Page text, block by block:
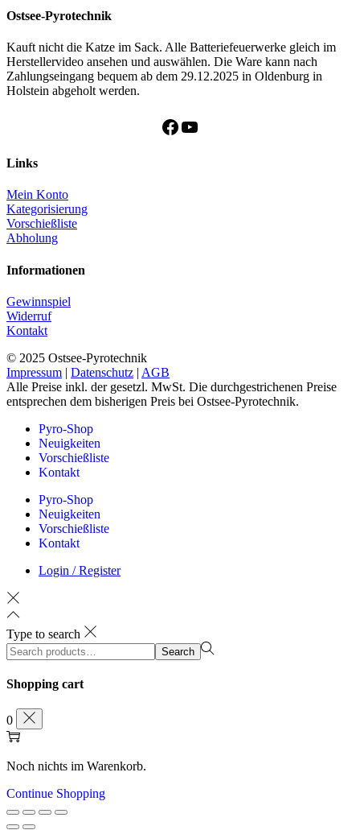
Ostsee-Pyrotechnik
Kauft nicht die Katze im Sack. Alle Batteriefeuerwerke gleich im
Herstellervideo ansehen und auswählen. Die Ware kann nach
Zahlungseingang bequem ab dem 29.12.2025 in Oldenburg in
Holstein abgeholt werden.
Facebook
YouTube
Links
Mein Konto
Kategorisierung
Vorschießliste
Abholung
Informationen
Gewinnspiel
Widerruf
Kontakt
© 2025 Ostsee-Pyrotechnik
Impressum | Datenschutz | AGB
Alle Preise inkl. der gesetzl. MwSt. Die durchgestrichenen Preise
entsprechen dem bisherigen Preis bei Ostsee-Pyrotechnik.
Pyro-Shop
Neuigkeiten
Vorschießliste
Kontakt
Pyro-Shop
Neuigkeiten
Vorschießliste
Kontakt
Login / Register
Type to search
Search
for:>
Search
Shopping cart
0
Noch nichts im Warenkorb.
Continue Shopping